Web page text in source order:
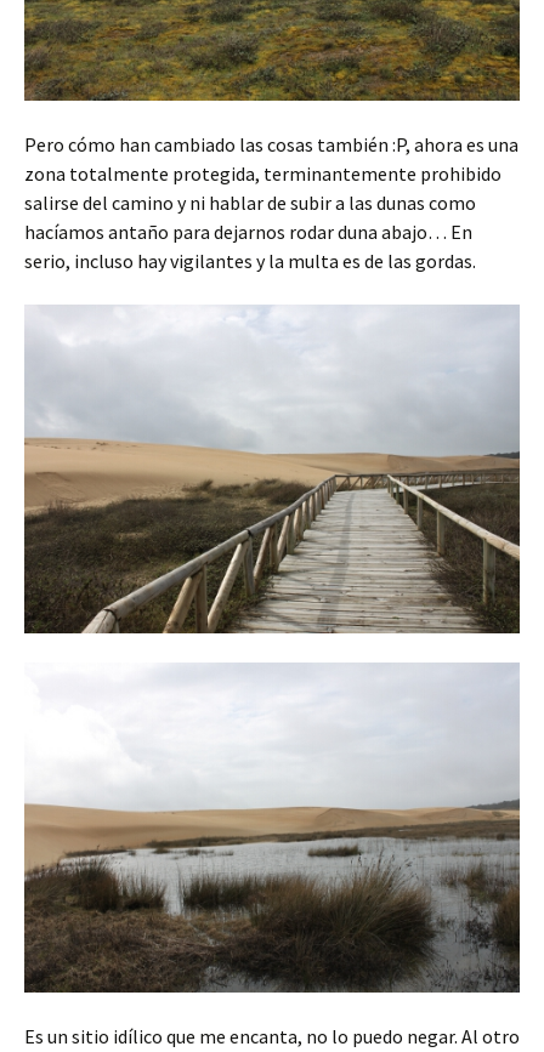
Pero cómo han cambiado las cosas también :P, ahora es una
zona totalmente protegida, terminantemente prohibido
salirse del camino y ni hablar de subir a las dunas como
hacíamos antaño para dejarnos rodar duna abajo… En
serio, incluso hay vigilantes y la multa es de las gordas.
Es un sitio idílico que me encanta, no lo puedo negar. Al otro